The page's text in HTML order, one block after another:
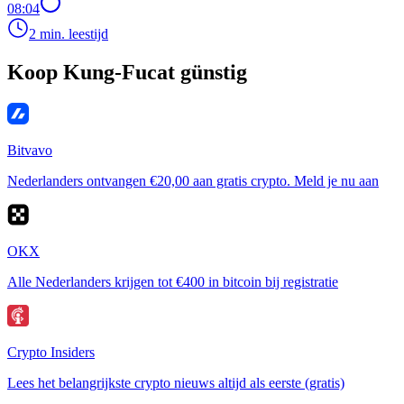
08:04
2 min. leestijd
Koop Kung-Fucat günstig
Bitvavo
Nederlanders ontvangen €20,00 aan gratis crypto. Meld je nu aan
OKX
Alle Nederlanders krijgen tot €400 in bitcoin bij registratie
Crypto Insiders
Lees het belangrijkste crypto nieuws altijd als eerste (gratis)